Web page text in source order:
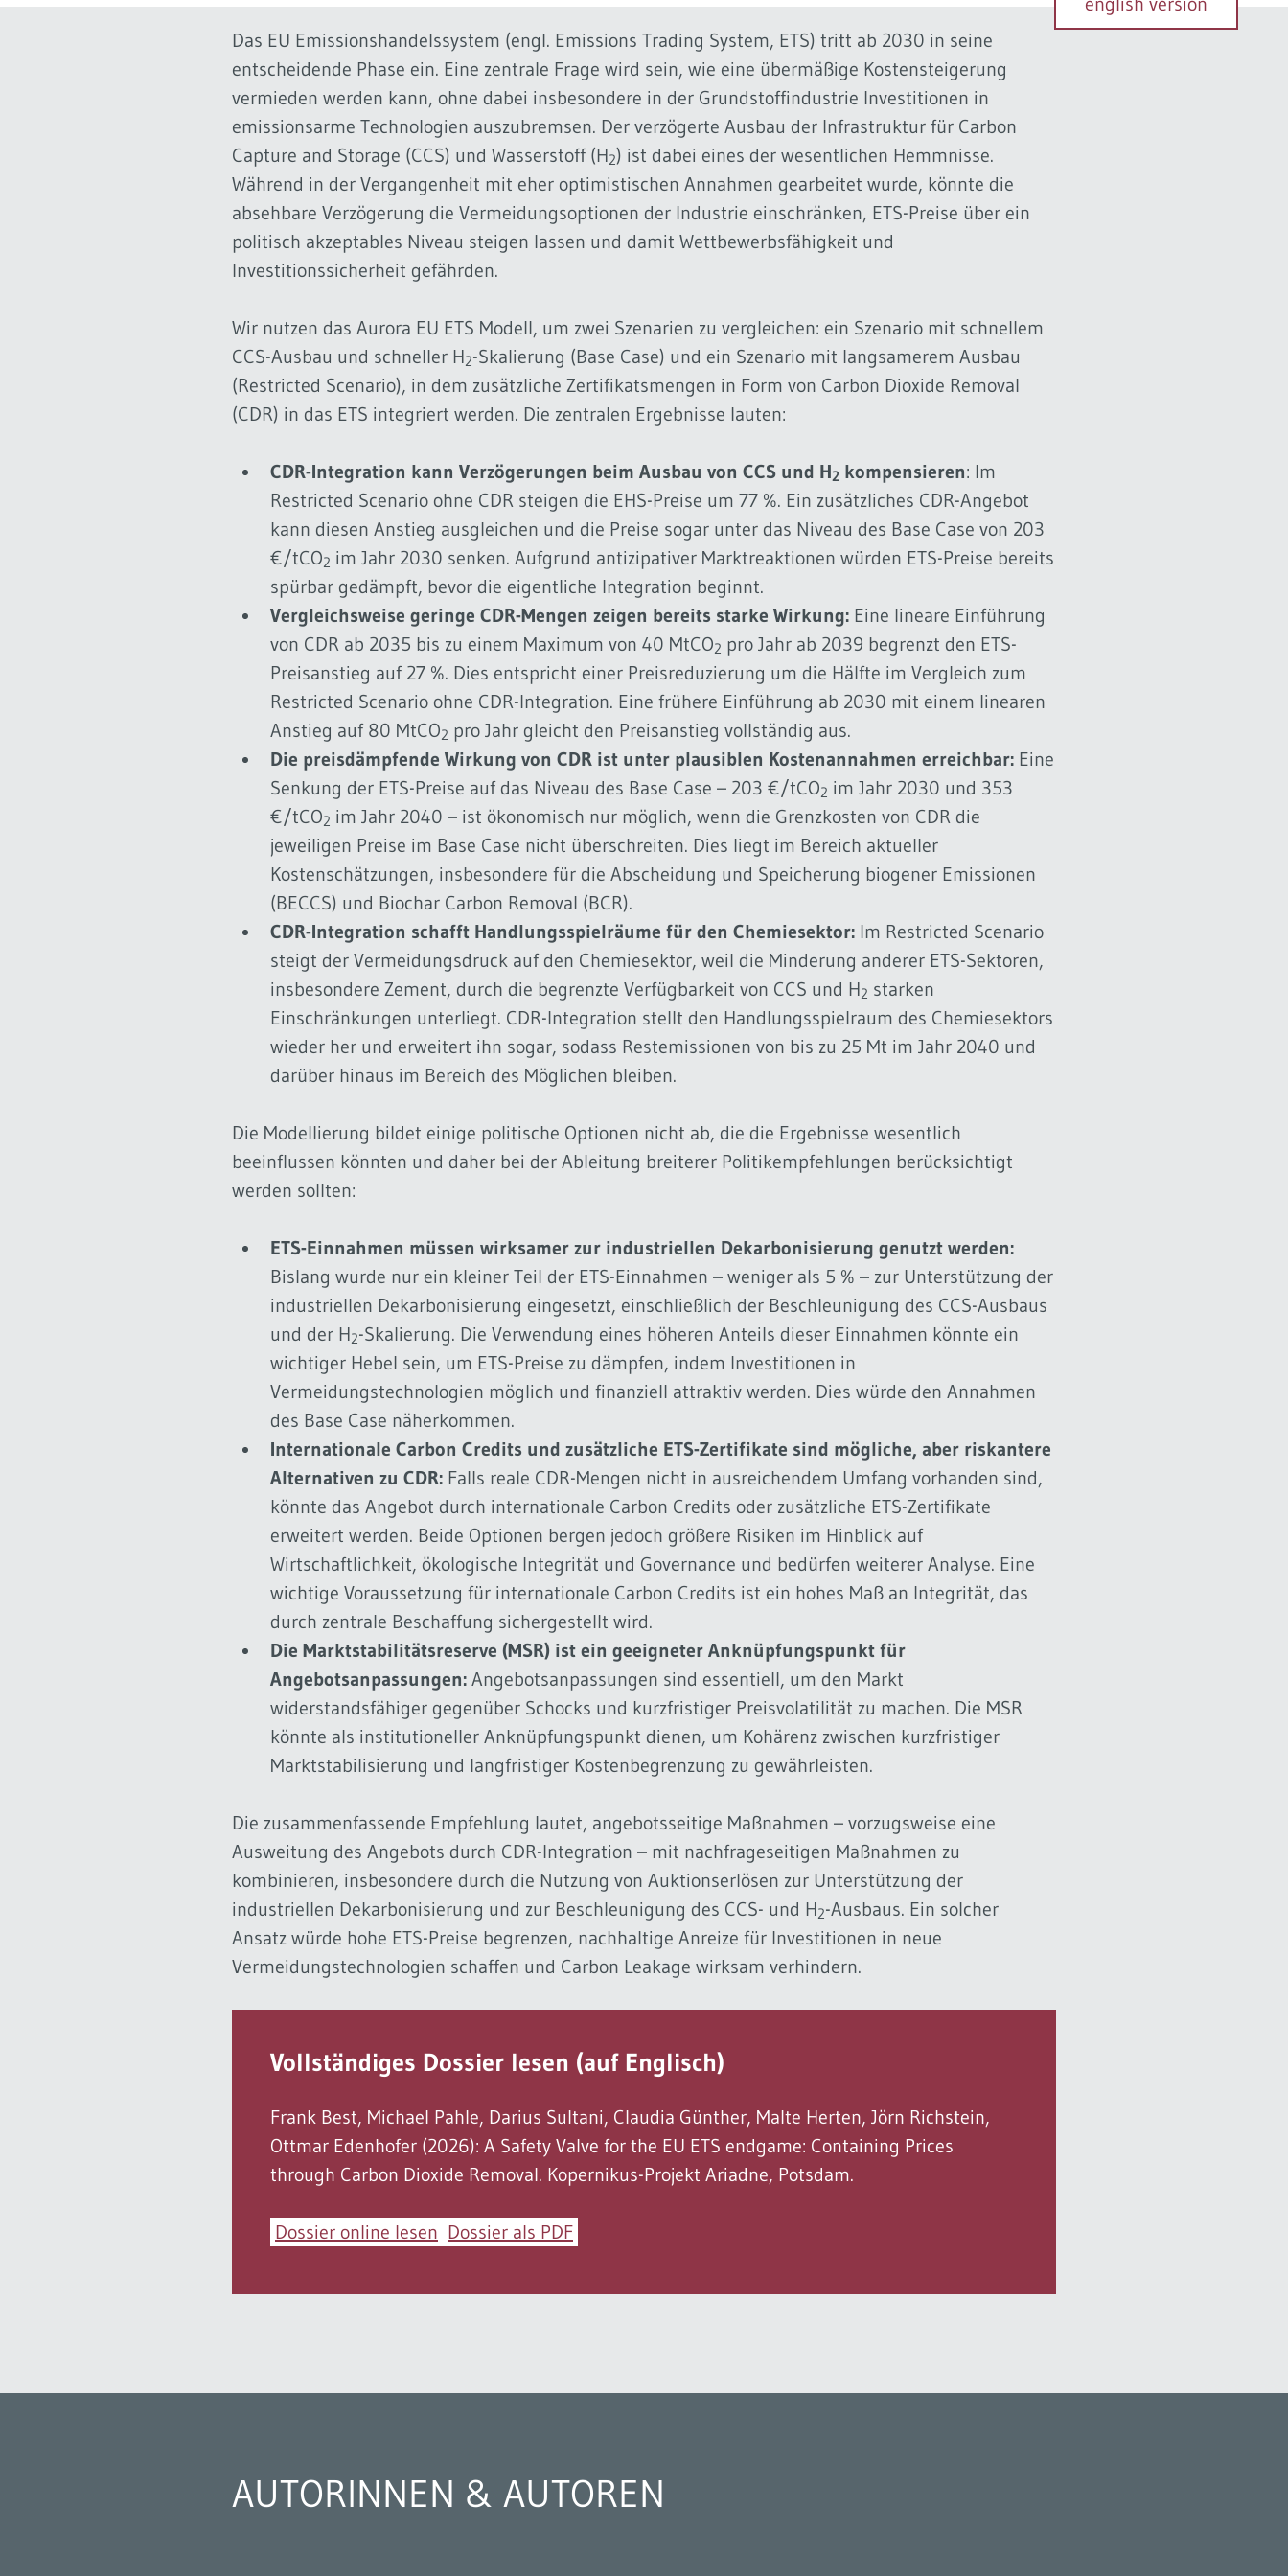
Das EU Emissionshandelssystem (engl. Emissions Trading System, ETS) tritt ab 2030 in seine
entscheidende Phase ein. Eine zentrale Frage wird sein, wie eine übermäßige Kostensteigerung
vermieden werden kann, ohne dabei insbesondere in der Grundstoffindustrie Investitionen in
emissionsarme Technologien auszubremsen. Der verzögerte Ausbau der Infrastruktur für Carbon
Capture and Storage (CCS) und Wasserstoff (H2) ist dabei eines der wesentlichen Hemmnisse.
Während in der Vergangenheit mit eher optimistischen Annahmen gearbeitet wurde, könnte die
absehbare Verzögerung die Vermeidungsoptionen der Industrie einschränken, ETS-Preise über ein
politisch akzeptables Niveau steigen lassen und damit Wettbewerbsfähigkeit und
Investitionssicherheit gefährden.
Wir nutzen das Aurora EU ETS Modell, um zwei Szenarien zu vergleichen: ein Szenario mit schnellem
CCS-Ausbau und schneller H2-Skalierung (Base Case) und ein Szenario mit langsamerem Ausbau
(Restricted Scenario), in dem zusätzliche Zertifikatsmengen in Form von Carbon Dioxide Removal
(CDR) in das ETS integriert werden. Die zentralen Ergebnisse lauten:
CDR-Integration kann Verzögerungen beim Ausbau von CCS und H2 kompensieren: Im
Restricted Scenario ohne CDR steigen die EHS-Preise um 77 %. Ein zusätzliches CDR-Angebot
kann diesen Anstieg ausgleichen und die Preise sogar unter das Niveau des Base Case von 203
€/tCO2 im Jahr 2030 senken. Aufgrund antizipativer Marktreaktionen würden ETS-Preise bereits
spürbar gedämpft, bevor die eigentliche Integration beginnt.
Vergleichsweise geringe CDR-Mengen zeigen bereits starke Wirkung: Eine lineare Einführung
von CDR ab 2035 bis zu einem Maximum von 40 MtCO2 pro Jahr ab 2039 begrenzt den ETS-
Preisanstieg auf 27 %. Dies entspricht einer Preisreduzierung um die Hälfte im Vergleich zum
Restricted Scenario ohne CDR-Integration. Eine frühere Einführung ab 2030 mit einem linearen
Anstieg auf 80 MtCO2 pro Jahr gleicht den Preisanstieg vollständig aus.
Die preisdämpfende Wirkung von CDR ist unter plausiblen Kostenannahmen erreichbar: Eine
Senkung der ETS-Preise auf das Niveau des Base Case – 203 €/tCO2 im Jahr 2030 und 353
€/tCO2 im Jahr 2040 – ist ökonomisch nur möglich, wenn die Grenzkosten von CDR die
jeweiligen Preise im Base Case nicht überschreiten. Dies liegt im Bereich aktueller
Kostenschätzungen, insbesondere für die Abscheidung und Speicherung biogener Emissionen
(BECCS) und Biochar Carbon Removal (BCR).
CDR-Integration schafft Handlungsspielräume für den Chemiesektor: Im Restricted Scenario
steigt der Vermeidungsdruck auf den Chemiesektor, weil die Minderung anderer ETS-Sektoren,
insbesondere Zement, durch die begrenzte Verfügbarkeit von CCS und H2 starken
Einschränkungen unterliegt. CDR-Integration stellt den Handlungsspielraum des Chemiesektors
wieder her und erweitert ihn sogar, sodass Restemissionen von bis zu 25 Mt im Jahr 2040 und
darüber hinaus im Bereich des Möglichen bleiben.
Die Modellierung bildet einige politische Optionen nicht ab, die die Ergebnisse wesentlich
beeinflussen könnten und daher bei der Ableitung breiterer Politikempfehlungen berücksichtigt
werden sollten:
ETS-Einnahmen müssen wirksamer zur industriellen Dekarbonisierung genutzt werden:
Bislang wurde nur ein kleiner Teil der ETS-Einnahmen – weniger als 5 % – zur Unterstützung der
industriellen Dekarbonisierung eingesetzt, einschließlich der Beschleunigung des CCS-Ausbaus
und der H2-Skalierung. Die Verwendung eines höheren Anteils dieser Einnahmen könnte ein
wichtiger Hebel sein, um ETS-Preise zu dämpfen, indem Investitionen in
Vermeidungstechnologien möglich und finanziell attraktiv werden. Dies würde den Annahmen
des Base Case näherkommen.
Internationale Carbon Credits und zusätzliche ETS-Zertifikate sind mögliche, aber riskantere
Alternativen zu CDR: Falls reale CDR-Mengen nicht in ausreichendem Umfang vorhanden sind,
könnte das Angebot durch internationale Carbon Credits oder zusätzliche ETS-Zertifikate
erweitert werden. Beide Optionen bergen jedoch größere Risiken im Hinblick auf
Wirtschaftlichkeit, ökologische Integrität und Governance und bedürfen weiterer Analyse. Eine
wichtige Voraussetzung für internationale Carbon Credits ist ein hohes Maß an Integrität, das
durch zentrale Beschaffung sichergestellt wird.
Die Marktstabilitätsreserve (MSR) ist ein geeigneter Anknüpfungspunkt für
Angebotsanpassungen: Angebotsanpassungen sind essentiell, um den Markt
widerstandsfähiger gegenüber Schocks und kurzfristiger Preisvolatilität zu machen. Die MSR
könnte als institutioneller Anknüpfungspunkt dienen, um Kohärenz zwischen kurzfristiger
Marktstabilisierung und langfristiger Kostenbegrenzung zu gewährleisten.
Die zusammenfassende Empfehlung lautet, angebotsseitige Maßnahmen – vorzugsweise eine
Ausweitung des Angebots durch CDR-Integration – mit nachfrageseitigen Maßnahmen zu
kombinieren, insbesondere durch die Nutzung von Auktionserlösen zur Unterstützung der
industriellen Dekarbonisierung und zur Beschleunigung des CCS- und H2-Ausbaus. Ein solcher
Ansatz würde hohe ETS-Preise begrenzen, nachhaltige Anreize für Investitionen in neue
Vermeidungstechnologien schaffen und Carbon Leakage wirksam verhindern.
Vollständiges Dossier lesen (auf Englisch)
Frank Best, Michael Pahle, Darius Sultani, Claudia Günther, Malte Herten, Jörn Richstein,
Ottmar Edenhofer (2026): A Safety Valve for the EU ETS endgame: Containing Prices
through Carbon Dioxide Removal. Kopernikus-Projekt Ariadne, Potsdam.
Dossier online lesen Dossier als PDF
AUTORINNEN & AUTOREN